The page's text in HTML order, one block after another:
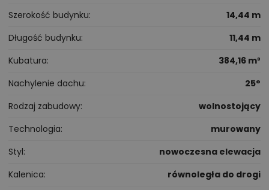
Szerokość budynku
14,44 m
Długość budynku
11,44 m
Kubatura
384,16 m³
Nachylenie dachu
25°
Rodzaj zabudowy
wolnostojący
Technologia
murowany
Styl
nowoczesna elewacja
Kalenica
równoległa do drogi